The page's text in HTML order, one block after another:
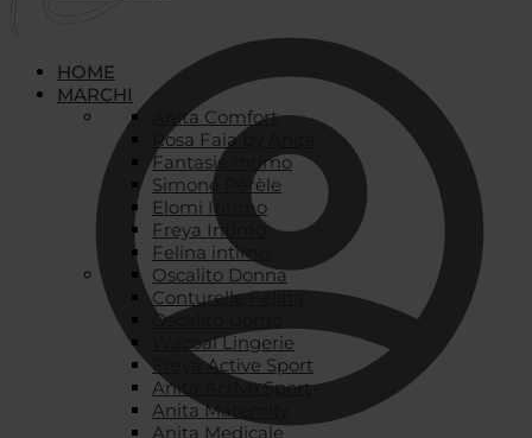
HOME
MARCHI
Anita Comfort
Rosa Faia by Anita
Fantasie Intimo
Simone Pérèle
Elomi Intimo
Freya Intimo
Felina intimo
Oscalito Donna
Conturelle Felina
Oscalito Uomo
Wacoal Lingerie
Freya Active Sport
Anita Active Sport
Anita Maternity
Anita Medicale